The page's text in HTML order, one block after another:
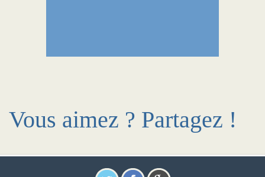
Vous aimez ? Partagez !